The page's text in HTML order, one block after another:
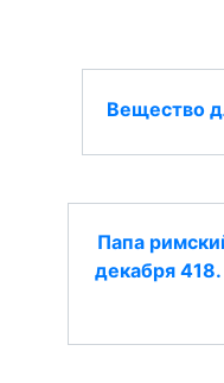
Вещество
Папа
декабря